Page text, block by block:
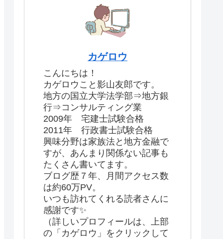
カゲロウ
こんにちは！
カゲロウこと影山友郎です。
地方の国立大学法学部⇒地方銀
行⇒コンサルティング業
2009年 宅建士試験合格
2011年 行政書士試験合格
興味分野は家族法と地方金融で
すが、あんまり関係ない記事も
たくさん書いてます。
ブログ歴７年、月間アクセス数
は約60万PV。
いつも訪れてくれる読者さんに
感謝です✨
（詳しいプロフィールは、上部
の「カゲロウ」をクリックして